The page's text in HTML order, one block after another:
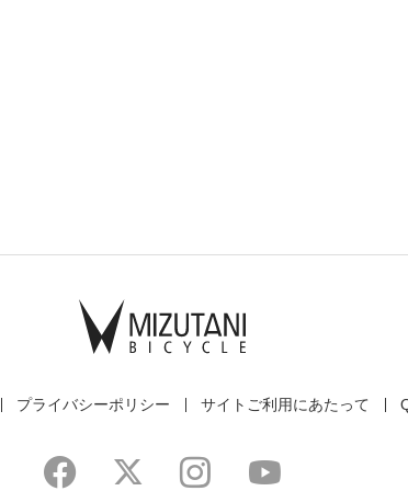
プライバシーポリシー サイトご利用にあたって